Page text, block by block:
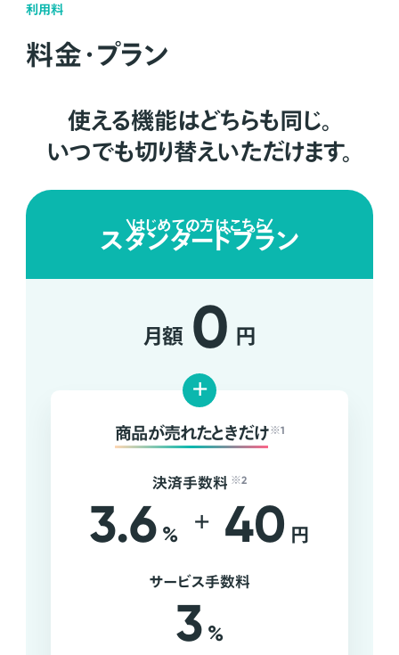
利用料
料金・プラン
使える機能はどちらも同じ。
いつでも切り替えいただけます。
はじめての方はこちら
スタンダードプラン
月額 0 円
+
商品が売れたときだけ ※1
決済手数料 ※2
3.6 % + 40 円
サービス手数料
3 %